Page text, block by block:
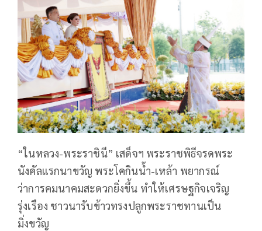
“ในหลวง-พระราชินี” เสด็จฯ พระราชพิธีจรดพระ
นังคัลแรกนาขวัญ พระโคกินน้ำ-เหล้า พยากรณ์
ว่าการคมนาคมสะดวกยิ่งขึ้น ทำให้เศรษฐกิจเจริญ
รุ่งเรือง ชาวนารับข้าวทรงปลูกพระราชทานเป็น
มิ่งขวัญ